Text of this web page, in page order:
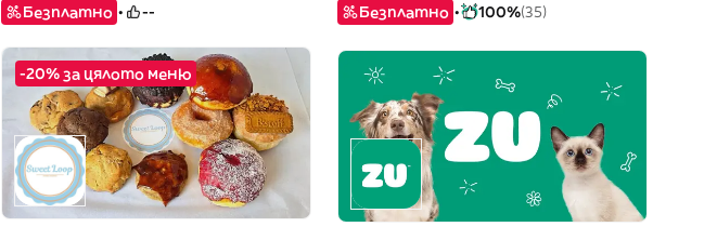
Безплатно -- Безплатно 100%(35)
-20% за цялото меню